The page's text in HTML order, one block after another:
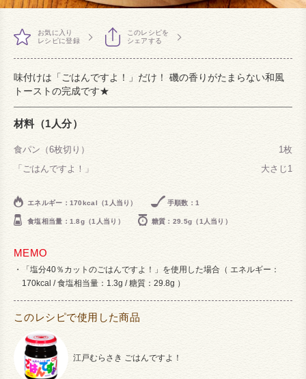
お気に入り
レシピに登録
このレシピを
シェアする
味付けは「ごはんですよ！」だけ！ 磯の香りがたまらない和風
トーストの完成です★
材料（1人分）
食パン（6枚切り）
1枚
「ごはんですよ！」
大さじ1
エネルギー：170kcal（1人当り） 手順数：1
食塩相当量：1.8g（1人当り） 糖質：29.5g（1人当り）
MEMO
「塩分40％カットのごはんですよ！」を使用した場合（ エネルギー：
170kcal / 食塩相当量：1.3g / 糖質：29.8g ）
このレシピで使用した商品
江戸むらさき ごはんですよ！